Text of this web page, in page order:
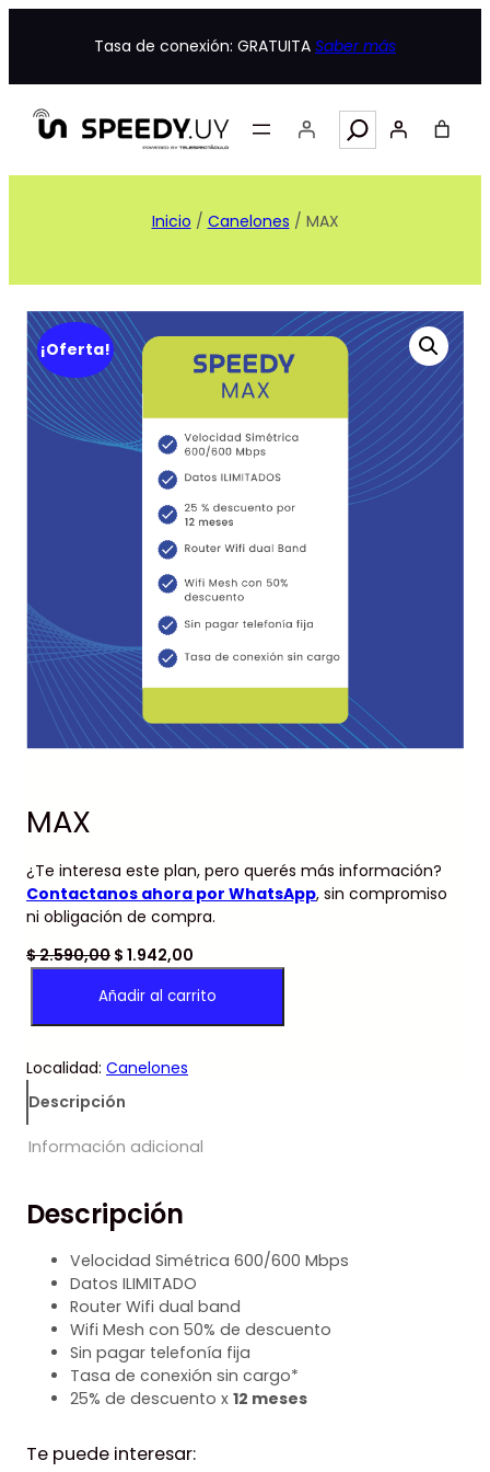
Tasa de conexión: GRATUITA Saber más
Search
Inicio / Canelones / MAX
¡Oferta!
MAX
¿Te interesa este plan, pero querés más información?
Contactanos ahora por WhatsApp, sin compromiso
ni obligación de compra.
$2.590,00 E
p
r
c
o
g
i
n
a
l
e
r
a
:
2
$ 1.942,00
p
r
a
l
e
s
:
$
1
4
X
a
n
d
Añadir al carrito
Localidad: Canelones
Descripción
Información adicional
Descripción
Velocidad Simétrica 600/600 Mbps
Datos ILIMITADO
Router Wifi dual band
Wifi Mesh con 50% de descuento
Sin pagar telefonía fija
Tasa de conexión sin cargo*
25% de descuento x 12 meses
Te puede interesar: